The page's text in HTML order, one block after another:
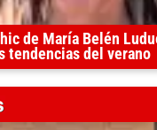
de María Belén
tendencias del verano